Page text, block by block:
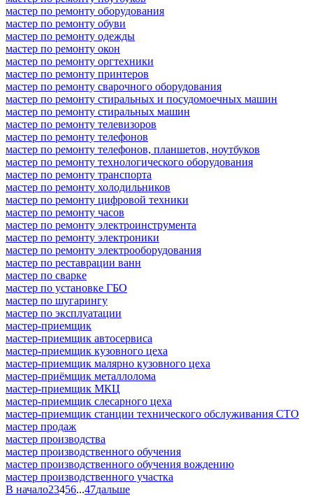
мастер по ремонту оборудования
мастер по ремонту обуви
мастер по ремонту одежды
мастер по ремонту окон
мастер по ремонту оргтехники
мастер по ремонту принтеров
мастер по ремонту сварочного оборудования
мастер по ремонту стиральных и посудомоечных машин
мастер по ремонту стиральных машин
мастер по ремонту телевизоров
мастер по ремонту телефонов
мастер по ремонту телефонов, планшетов, ноутбуков
мастер по ремонту технологического оборудования
мастер по ремонту транспорта
мастер по ремонту холодильников
мастер по ремонту цифровой техники
мастер по ремонту часов
мастер по ремонту электроинструмента
мастер по ремонту электроники
мастер по ремонту электрооборудования
мастер по реставрации ванн
мастер по сварке
мастер по установке ГБО
мастер по шугарингу
мастер по эксплуатации
мастер-приемщик
мастер-приемщик автосервиса
мастер-приемщик кузовного цеха
мастер-приемщик малярно кузовного цеха
мастер-приёмщик металлолома
мастер-приемщик МКЦ
мастер-приемщик слесарного цеха
мастер-приемщик станции технического обслуживания СТО
мастер продаж
мастер производства
мастер производственного обучения
мастер производственного обучения вождению
мастер производственного участка
В начало23456...47дальше